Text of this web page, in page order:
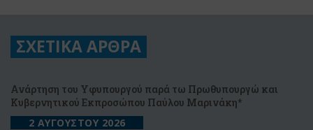
ΣΧΕΤΙΚΑ ΑΡΘΡΑ
Ανάρτηση του Υφυπουργού παρά τω Πρωθυπουργώ και
Κυβερνητικού Εκπροσώπου Παύλου Μαρινάκη*
2 ΑΥΓΟΥΣΤΟΥ 2026